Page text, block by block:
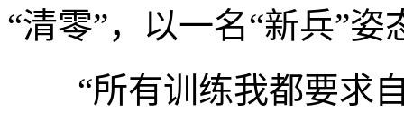
“清零”，以一名“新兵”
“所有训练我都要求自